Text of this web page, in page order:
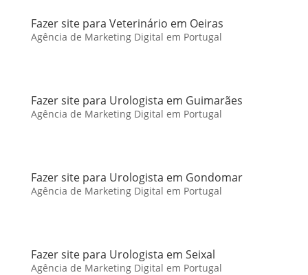
Fazer site para Veterinário em Oeiras
Agência de Marketing Digital em Portugal
Fazer site para Urologista em Guimarães
Agência de Marketing Digital em Portugal
Fazer site para Urologista em Gondomar
Agência de Marketing Digital em Portugal
Fazer site para Urologista em Seixal
Agência de Marketing Digital em Portugal